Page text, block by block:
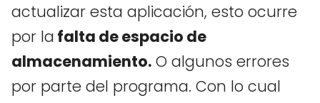
actualizar esta aplicación, esto ocurre
por la falta de espacio de
almacenamiento. O algunos errores
por parte del programa. Con lo cual